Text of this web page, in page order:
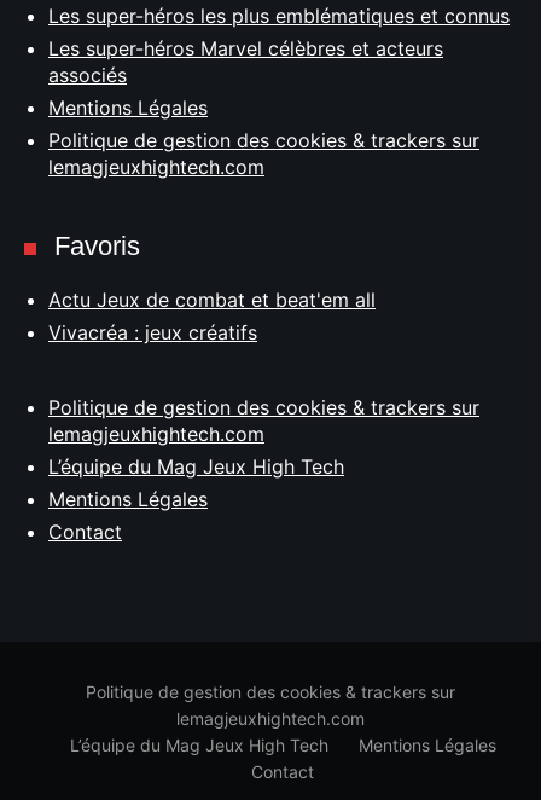
Les super-héros les plus emblématiques et connus
Les super-héros Marvel célèbres et acteurs
associés
Mentions Légales
Politique de gestion des cookies & trackers sur
lemagjeuxhightech.com
Favoris
Actu Jeux de combat et beat'em all
Vivacréa : jeux créatifs
Politique de gestion des cookies & trackers sur
lemagjeuxhightech.com
L’équipe du Mag Jeux High Tech
Mentions Légales
Contact
Politique de gestion des cookies & trackers sur
lemagjeuxhightech.com
L’équipe du Mag Jeux High Tech
Mentions Légales
Contact